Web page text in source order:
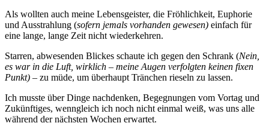
Als wollten auch meine Lebensgeister, die Fröhlichkeit, Euphorie
und Ausstrahlung (sofern jemals vorhanden gewesen) einfach für
eine lange, lange Zeit nicht wiederkehren.
Starren, abwesenden Blickes schaute ich gegen den Schrank (Nein,
es war in die Luft, wirklich – meine Augen verfolgten keinen fixen
Punkt) – zu müde, um überhaupt Tränchen rieseln zu lassen.
Ich musste über Dinge nachdenken, Begegnungen vom Vortag und
Zukünftiges, wenngleich ich noch nicht einmal weiß, was uns alle
während der nächsten Wochen erwartet.